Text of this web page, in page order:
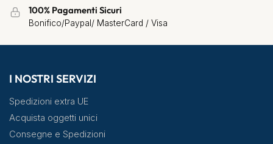
100% Pagamenti Sicuri
Bonifico/Paypal/ MasterCard / Visa
I NOSTRI SERVIZI
Spedizioni extra UE
Acquista oggetti unici
Consegne e Spedizioni